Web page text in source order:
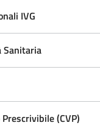
IVG
(CVP)